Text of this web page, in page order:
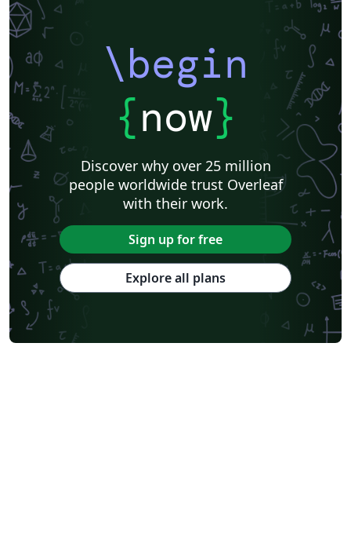
\begin
{now}
Discover why over 25 million
people worldwide trust Overleaf
with their work.
Sign up for free
Explore all plans